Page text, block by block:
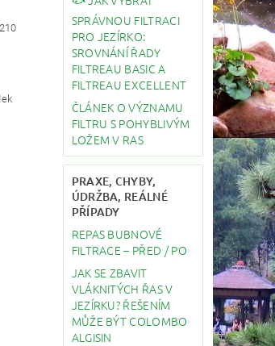
SPRÁVNOU FILTRACI
PRO JEZÍRKO:
SROVNÁNÍ ŘADY
FILTREAU BASIC A
FILTREAU EXCELLENT
ČLÁNEK O VÝZNAMU
FILTRU S POHYBLIVÝM
LOŽEM V RAS
PRAXE, CHYBY,
ÚDRŽBA, REÁLNÉ
PŘÍPADY
REPAS BUBNOVÉ
FILTRACE – PŘED / PO
JAK SE ZBAVIT
VLÁKNITÝCH ŘAS V
JEZÍRKU? ŘEŠENÍM
MŮŽE BÝT COLOMBO
ALGISIN